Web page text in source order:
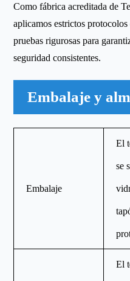
Como fábrica acreditada de
aplicamos estrictos
pruebas rigurosas para
seguridad consistentes.
Embalaje y
Embalaje
El
se
El